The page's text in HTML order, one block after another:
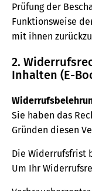
Prüfung der
Funktionsweise
mit ihnen
2.
Inhalten (E-
Sie haben das
Gründen diesen
Die Widerrufsfrist
Um Ihr